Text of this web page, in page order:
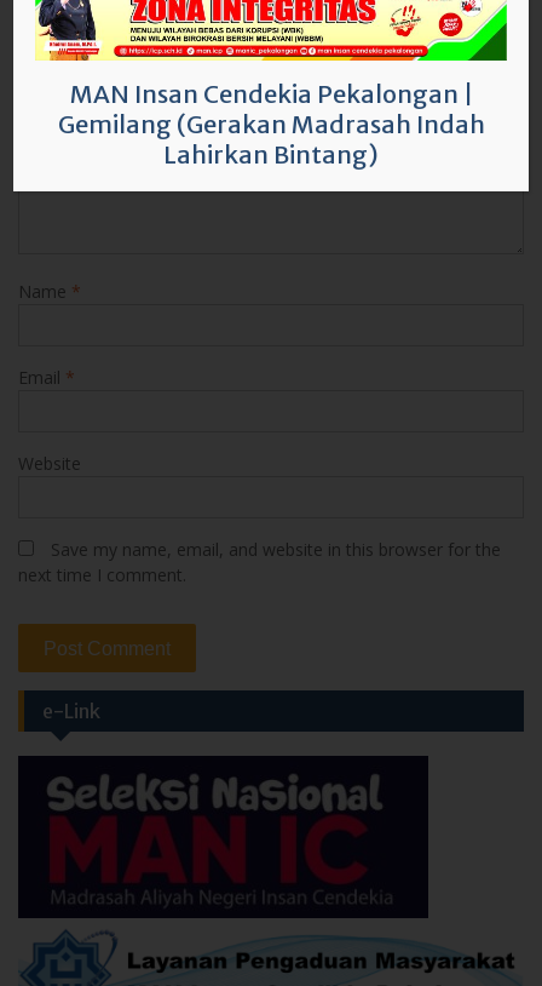
Comment
Name *
Email *
Website
Save my name, email, and website in this browser for the
next time I comment.
e-Link
MAN Insan Cendekia Pekalongan
Gemilang (Gerakan Madrasah Indah
Lahirkan Bintang)